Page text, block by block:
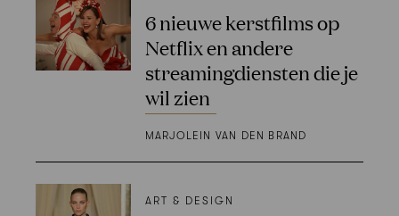
6 nieuwe kerstfilms op
Netflix en andere
streamingdiensten die je
wil zien
MARJOLEIN VAN DEN BRAND
ART & DESIGN